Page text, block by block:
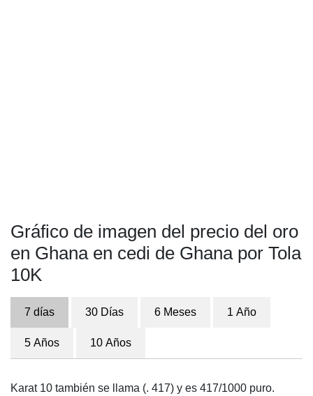
Gráfico de imagen del precio del oro
en Ghana en cedi de Ghana por Tola
10K
7 días 30 Días 6 Meses 1 Año
5 Años 10 Años
Karat 10 también se llama (. 417) y es 417/1000 puro.